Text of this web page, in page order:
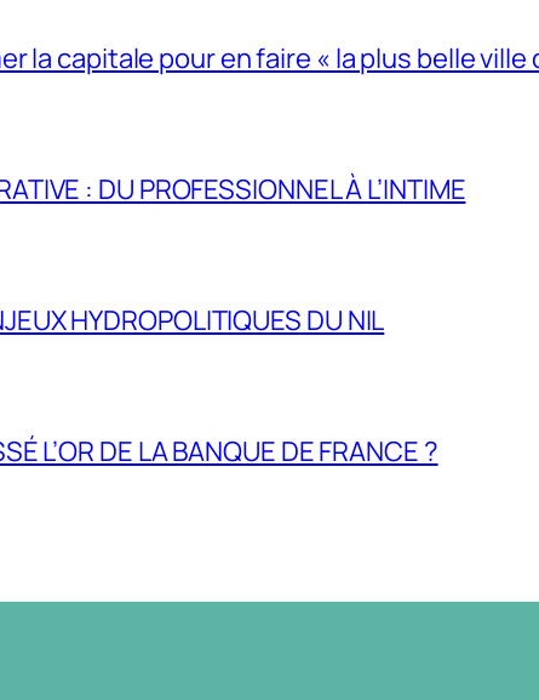
la capitale pour en faire « la plus belle
: DU PROFESSIONNEL À L’INTIME
HYDROPOLITIQUES DU NIL
L’OR DE LA BANQUE DE FRANCE ?